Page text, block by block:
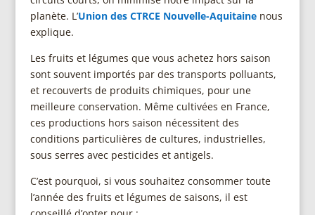
planète. L’Union des CTRCE Nouvelle-Aquitainenous
explique.
Les fruits et légumes que vous achetez hors saison
sont souvent importés par des transports polluants,
et recouverts de produits chimiques, pour une
meilleure conservation. Même cultivées en France,
ces productions hors saison nécessitent des
conditions particulières de cultures, industrielles,
sous serres avec pesticides et antigels.
C’est pourquoi, si vous souhaitez consommer toute
l’année des fruits et légumes de saisons, il est